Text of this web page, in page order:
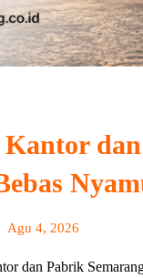
Kantor
Agu 4, 2026
dan Pabrik